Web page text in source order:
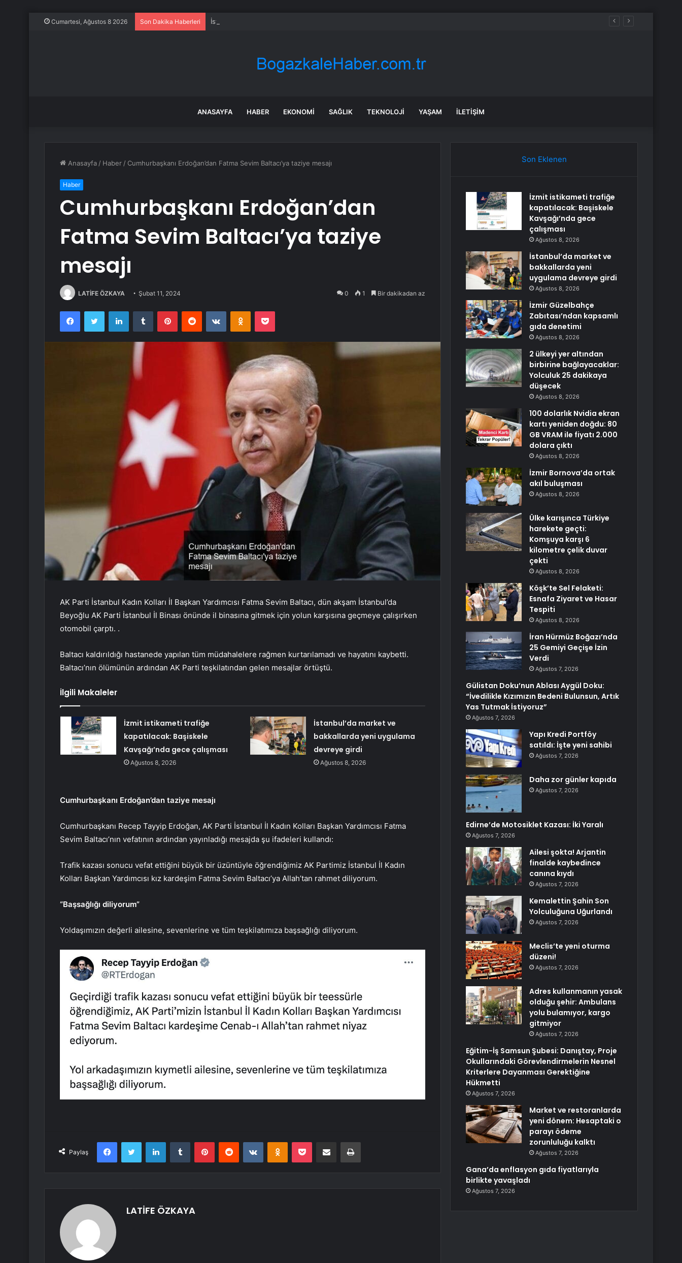
Cumartesi, Ağustos 8 2026 Son Dakika Haberleri İstanbul’da market ve bakkallarda yeni uygulama devreye girdi
ANASAYFA HABER EKONOMI SAĞLIK TEKNOLOJI YAŞAM İLETIŞIM
Anasayfa / Haber / Cumhurbaşkanı Erdoğan’dan Fatma Sevim Baltacı’ya taziye mesajı
Haber
Cumhurbaşkanı Erdoğan’dan
Fatma Sevim Baltacı’ya taziye
mesajı
LATİFE ÖZKAYA Şubat 11, 2024 0 1 Bir dakikadan az
FacebookTwitter LinkedInTumblr PinterestReddit VKontakteOdnoklassniki
Pocket
AK Parti İstanbul Kadın Kolları İl Başkan Yardımcısı Fatma Sevim Baltacı, dün akşam İstanbul’da
Beyoğlu AK Parti İstanbul İl Binası önünde il binasına gitmek için yolun karşısına geçmeye çalışırken
otomobil çarptı. .
Baltacı kaldırıldığı hastanede yapılan tüm müdahalelere rağmen kurtarılamadı ve hayatını kaybetti.
Baltacı’nın ölümünün ardından AK Parti teşkilatından gelen mesajlar örtüştü.
İlgili Makaleler
İzmit istikameti trafiğe
kapatılacak: Başiskele
Kavşağı’nda gece çalışması
Ağustos 8, 2026
İstanbul’da market ve
bakkallarda yeni uygulama
devreye girdi
Ağustos 8, 2026
Cumhurbaşkanı Erdoğan’dan taziye mesajı
Cumhurbaşkanı Recep Tayyip Erdoğan, AK Parti İstanbul İl Kadın Kolları Başkan Yardımcısı Fatma
Sevim Baltacı’nın vefatının ardından yayınladığı mesajda şu ifadeleri kullandı:
Trafik kazası sonucu vefat ettiğini büyük bir üzüntüyle öğrendiğimiz AK Partimiz İstanbul İl Kadın
Kolları Başkan Yardımcısı kız kardeşim Fatma Sevim Baltacı’ya Allah’tan rahmet diliyorum.
“Başsağlığı diliyorum”
Yoldaşımızın değerli ailesine, sevenlerine ve tüm teşkilatımıza başsağlığı diliyorum.
Paylaş
FacebookTwitter LinkedInTumblr PinterestReddit VKontakteOdnoklassniki
Pocket E-Posta ile paylaş Yazdır
LATİFE ÖZKAYA
Son Eklenen
İzmit istikameti trafiğe
kapatılacak: Başiskele
Kavşağı’nda gece
çalışması
Ağustos 8, 2026
İstanbul’da market ve
bakkallarda yeni
uygulama devreye girdi
Ağustos 8, 2026
İzmir Güzelbahçe
Zabıtası’ndan kapsamlı
gıda denetimi
Ağustos 8, 2026
2 ülkeyi yer altından
birbirine bağlayacaklar:
Yolculuk 25 dakikaya
düşecek
Ağustos 8, 2026
100 dolarlık Nvidia ekran
kartı yeniden doğdu: 80
GB VRAM ile fiyatı 2.000
dolara çıktı
Ağustos 8, 2026
İzmir Bornova’da ortak
akıl buluşması
Ağustos 8, 2026
Ülke karışınca Türkiye
harekete geçti:
Komşuya karşı 6
kilometre çelik duvar
çekti
Ağustos 8, 2026
Köşk’te Sel Felaketi:
Esnafa Ziyaret ve Hasar
Tespiti
Ağustos 8, 2026
İran Hürmüz Boğazı’nda
25 Gemiyi Geçişe İzin
Verdi
Ağustos 7, 2026
Gülistan Doku’nun Ablası Aygül Doku:
“İvedilikle Kızımızın Bedeni Bulunsun, Artık
Yas Tutmak İstiyoruz”
Ağustos 7, 2026
Yapı Kredi Portföy
satıldı: İşte yeni sahibi
Ağustos 7, 2026
Daha zor günler kapıda
Ağustos 7, 2026
Edirne’de Motosiklet Kazası: İki Yaralı
Ağustos 7, 2026
Ailesi şokta! Arjantin
finalde kaybedince
canına kıydı
Ağustos 7, 2026
Kemalettin Şahin Son
Yolculuğuna Uğurlandı
Ağustos 7, 2026
Meclis’te yeni oturma
düzeni!
Ağustos 7, 2026
Adres kullanmanın yasak
olduğu şehir: Ambulans
yolu bulamıyor, kargo
gitmiyor
Ağustos 7, 2026
Eğitim-İş Samsun Şubesi: Danıştay, Proje
Okullarındaki Görevlendirmelerin Nesnel
Kriterlere Dayanması Gerektiğine
Hükmetti
Ağustos 7, 2026
Market ve restoranlarda
yeni dönem: Hesaptaki o
parayı ödeme
zorunluluğu kalktı
Ağustos 7, 2026
Gana’da enflasyon gıda fiyatlarıyla
birlikte yavaşladı
Ağustos 7, 2026